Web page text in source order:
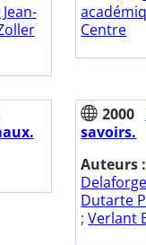
Centre
2000
savoirs.
Auteurs :
Dutarte
;Verlant